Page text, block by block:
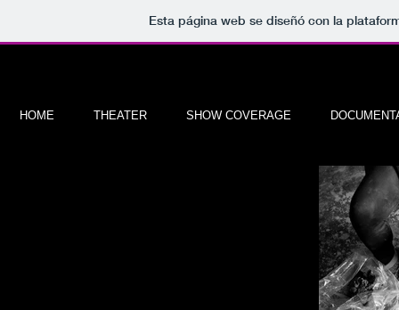
Esta página web se diseñó con la
HOME THEATER SHOW COVERAGE